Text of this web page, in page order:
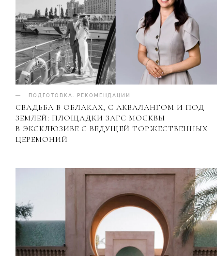
ПОДГОТОВКА РЕКОМЕНДАЦИИ
СВАДЬБА В ОБЛАКАХ, С АКВАЛАНГОМ И ПОД
ЗЕМЛЕЙ: ПЛОЩАДКИ ЗАГС МОСКВЫ
В ЭКСКЛЮЗИВЕ С ВЕДУЩЕЙ ТОРЖЕСТВЕННЫХ
ЦЕРЕМОНИЙ